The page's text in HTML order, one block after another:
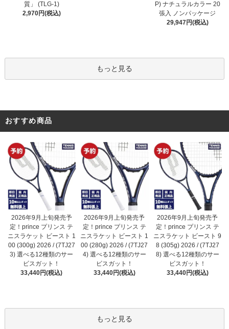
質」 (TLG-1)
2,970円(税込)
P) ナチュラルカラー 20
張入 ノンパッケージ
29,947円(税込)
もっと見る
おすすめ商品
2026年9月上旬発売予
定！prince プリンス テ
ニスラケット ビースト 1
00 (300g) 2026 / (7TJ27
3) 選べる12種類のサー
ビスガット！
33,440円(税込)
2026年9月上旬発売予
定！prince プリンス テ
ニスラケット ビースト 1
00 (280g) 2026 / (7TJ27
4) 選べる12種類のサー
ビスガット！
33,440円(税込)
2026年9月上旬発売予
定！prince プリンス テ
ニスラケット ビースト 9
8 (305g) 2026 / (7TJ27
8) 選べる12種類のサー
ビスガット！
33,440円(税込)
もっと見る